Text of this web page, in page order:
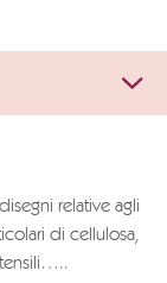
relative agli
di cellulosa,